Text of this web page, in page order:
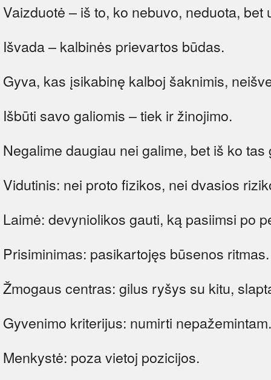
Vaizduotė – iš to, ko nebuvo, neduota, bet
Išvada – kalbinės prievartos būdas.
Gyva, kas įsikabinę kalboj šaknimis,
Išbūti savo galiomis – tiek ir žinojimo.
Negalime daugiau nei galime, bet iš ko
Vidutinis: nei proto fizikos, nei dvasios
Laimė: devyniolikos gauti, ką pasiimsi po
Prisiminimas: pasikartojęs būsenos ritmas.
Žmogaus centras: gilus ryšys su kitu,
Gyvenimo kriterijus: numirti nepažemintam.
Menkystė: poza vietoj pozicijos.